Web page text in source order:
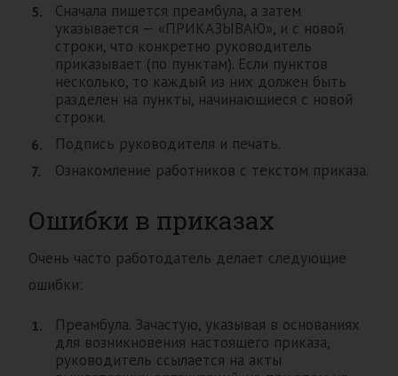
Сначала пишется преамбула, а затем
указывается — «ПРИКАЗЫВАЮ», и с новой
строки, что конкретно руководитель
приказывает (по пунктам). Если пунктов
несколько, то каждый из них должен быть
разделен на пункты, начинающиеся с новой
строки.
Подпись руководителя и печать.
Ознакомление работников с текстом приказа.
Ошибки в приказах
Очень часто работодатель делает следующие
ошибки:
Преамбула. Зачастую, указывая в основаниях
для возникновения настоящего приказа,
руководитель ссылается на акты